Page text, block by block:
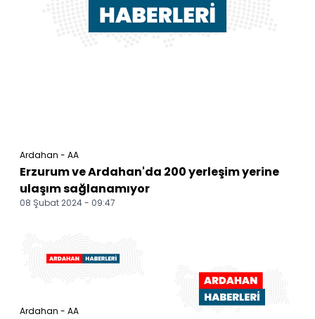
Ardahan - AA
Erzurum ve Ardahan'da 200 yerleşim yerine
ulaşım sağlanamıyor
08 Şubat 2024 - 09:47
Ardahan - AA